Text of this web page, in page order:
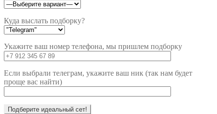
Куда выслать подборку?
Укажите ваш номер телефона, мы пришлем подборку
Если выбрали телеграм, укажите ваш ник (так нам будет
проще вас найти)